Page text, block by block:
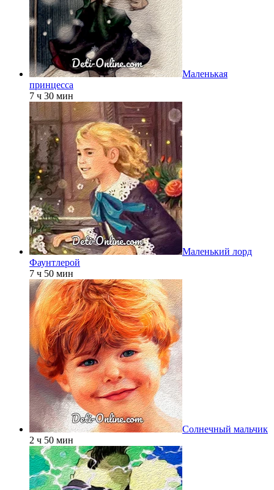
Маленькая
принцесса
7 ч 30 мин
Маленький лорд
Фаунтлерой
7 ч 50 мин
Солнечный мальчик
2 ч 50 мин